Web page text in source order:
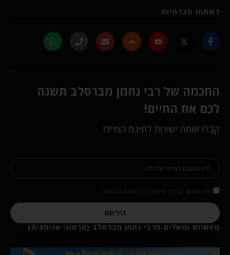
רשתות חברתיות
החכמה של רבי נחמן מברסלב תשנה
לכם את החיים!
קבלו אותה ישירות לתיבת המייל!
הירשם
מעשיות ומשלים מרבי נחמן מברסלב (סרטוני אנימציה)